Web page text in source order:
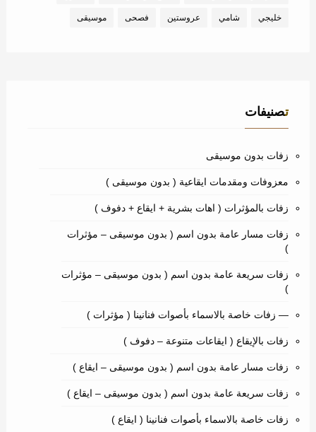
خليجي شامي عروستين فصحى موسيقى
تصنيفات
زفات بدون موسيقى
معزوفات ومقدمات ايقاعية ( بدون موسيقى )
زفات بالمؤثرات ( اهات بشرية + ايقاع + دفوف )
زفات مسار عامة بدون اسم ( بدون موسيقى – مؤثرات
)
زفات سريعة عامة بدون اسم ( بدون موسيقى – مؤثرات
)
— زفات خاصة بالاسماء بأصوات فنانينا ( مؤثرات )
زفات بالإيقاع ( ايقاعات متنوعة – دفوف )
زفات مسار عامة بدون اسم ( بدون موسيقى – ايقاع )
زفات سريعة عامة بدون اسم ( بدون موسيقى – ايقاع )
زفات خاصة بالاسماء بأصوات فنانينا ( ايقاع )